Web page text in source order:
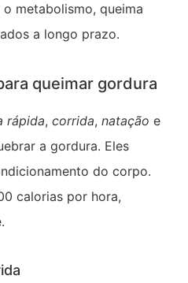
metabolismo, queima
a longo prazo.
queimar gordura
rápida, corrida, natação e
a gordura. Eles
do corpo.
calorias por hora,